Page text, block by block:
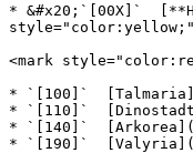
* &#x20;`[00X]`
<mark
* `[100]`
* `[110]`
* `[140]`
* `[190]`